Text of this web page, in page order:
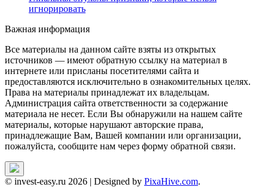
игнорировать
Важная информация
Все материалы на данном сайте взяты из открытых
источников — имеют обратную ссылку на материал в
интернете или присланы посетителями сайта и
предоставляются исключительно в ознакомительных целях.
Права на материалы принадлежат их владельцам.
Администрация сайта ответственности за содержание
материала не несет. Если Вы обнаружили на нашем сайте
материалы, которые нарушают авторские права,
принадлежащие Вам, Вашей компании или организации,
пожалуйста, сообщите нам через форму обратной связи.
© invest-easy.ru 2026 | Designed by PixaHive.com.